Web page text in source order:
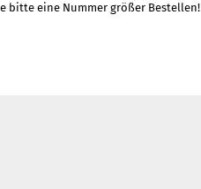
bitte eine Nummer größer Bestellen!